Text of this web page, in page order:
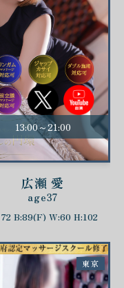
13:00～21:00
広瀬 愛
age37
B:89(F) W:60 H:102
東京